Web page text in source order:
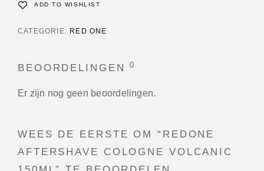
ADD TO WISHLIST
CATEGORIE: RED ONE
BEOORDELINGEN0
Er zijn nog geen beoordelingen.
WEES DE EERSTE OM “REDONE
AFTERSHAVE COLOGNE VOLCANIC